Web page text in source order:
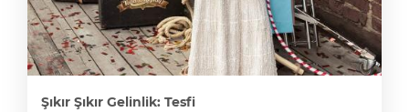
Şıkır Şıkır Gelinlik: Tesfi